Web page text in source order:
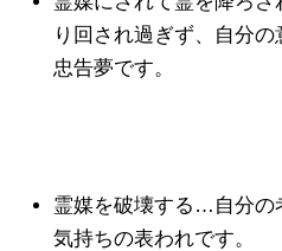
り回され過ぎず、自分
忠告夢です。
霊媒を破壊する…自分の
気持ちの表われです。